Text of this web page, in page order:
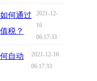
何通过
税？
2021-12-
16
06:17:33
自动
2021-12-16
06:17:33